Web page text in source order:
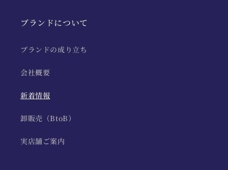
ブランドについて
ブランドの成り立ち
会社概要
新着情報
卸販売（BtoB）
実店舗ご案内